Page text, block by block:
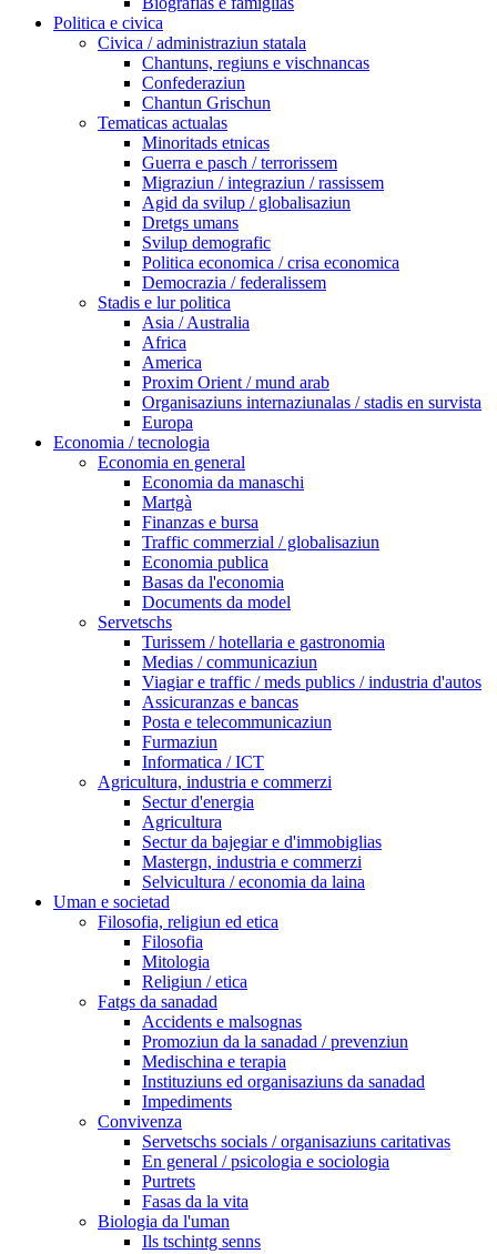
Politica e civica
Civica / administraziun statala
Chantuns, regiuns e vischnancas
Confederaziun
Chantun Grischun
Tematicas actualas
Minoritads etnicas
Guerra e pasch / terrorissem
Migraziun / integraziun / rassissem
Agid da svilup / globalisaziun
Dretgs umans
Svilup demografic
Politica economica / crisa economica
Democrazia / federalissem
Stadis e lur politica
Asia / Australia
Africa
America
Proxim Orient / mund arab
Organisaziuns internaziunalas / stadis en survista
Europa
Economia / tecnologia
Economia en general
Economia da manaschi
Martgà
Finanzas e bursa
Traffic commerzial / globalisaziun
Economia publica
Basas da l'economia
Documents da model
Servetschs
Turissem / hotellaria e gastronomia
Medias / communicaziun
Viagiar e traffic / meds publics / industria d'autos
Assicuranzas e bancas
Posta e telecommunicaziun
Furmaziun
Informatica / ICT
Agricultura, industria e commerzi
Sectur d'energia
Agricultura
Sectur da bajegiar e d'immobiglias
Mastergn, industria e commerzi
Selvicultura / economia da laina
Uman e societad
Filosofia, religiun ed etica
Filosofia
Mitologia
Religiun / etica
Fatgs da sanadad
Accidents e malsognas
Promoziun da la sanadad / prevenziun
Medischina e terapia
Instituziuns ed organisaziuns da sanadad
Impediments
Convivenza
Servetschs socials / organisaziuns caritativas
En general / psicologia e sociologia
Purtrets
Fasas da la vita
Biologia da l'uman
Ils tschintg senns